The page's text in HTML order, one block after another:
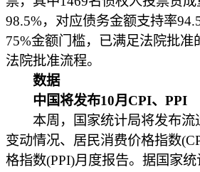
98.5%，对应债务金额支持率
75%金额门槛，已满足法院批
法院批准流程。
数据
中国将发布10月CPI、PPI
本周，国家统计局将发布流
变动情况、居民消费价格指数
格指数(PPI)月度报告。据国家